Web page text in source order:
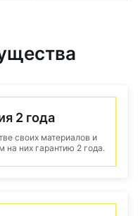
2 года
своих материалов и
на них гарантию 2 года.